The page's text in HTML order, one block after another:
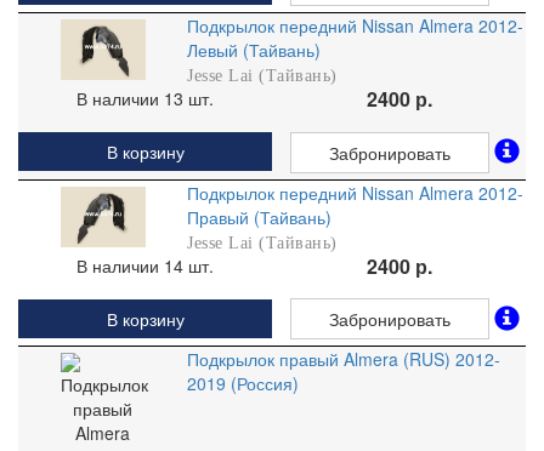
Подкрылок передний Nissan Almera 2012-
Левый (Тайвань)
Jesse Lai (Тайвань)
В наличии 13 шт. 2400 р.
В корзину
Забронировать
Подкрылок передний Nissan Almera 2012-
Правый (Тайвань)
Jesse Lai (Тайвань)
В наличии 14 шт. 2400 р.
В корзину
Забронировать
Подкрылок правый Almera (RUS) 2012-
2019 (Россия)